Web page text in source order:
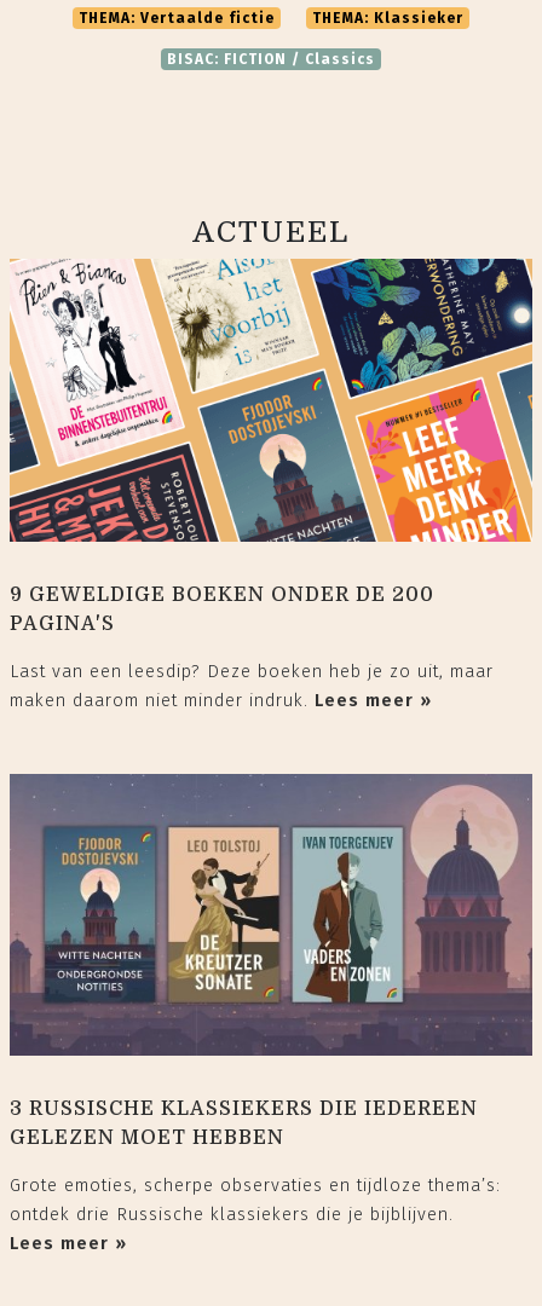
THEMA: Vertaalde fictie THEMA: Klassieker
BISAC: FICTION / Classics
ACTUEEL
9 GEWELDIGE BOEKEN ONDER DE 200
PAGINA'S
Last van een leesdip? Deze boeken heb je zo uit, maar
maken daarom niet minder indruk. Lees meer »
3 RUSSISCHE KLASSIEKERS DIE IEDEREEN
GELEZEN MOET HEBBEN
Grote emoties, scherpe observaties en tijdloze thema’s:
ontdek drie Russische klassiekers die je bijblijven.
Lees meer »